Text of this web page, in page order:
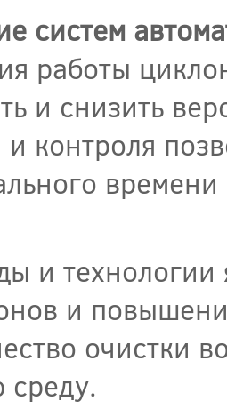
систем
работы
и снизить
контроля
и
и
очистки